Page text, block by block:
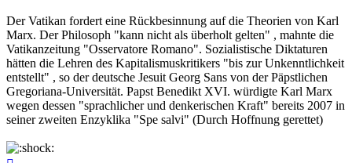
Der Vatikan fordert eine Rückbesinnung auf die Theorien von Karl
Marx. Der Philosoph "kann nicht als überholt gelten" , mahnte die
Vatikanzeitung "Osservatore Romano". Sozialistische Diktaturen
hätten die Lehren des Kapitalismuskritikers "bis zur Unkenntlichkeit
entstellt" , so der deutsche Jesuit Georg Sans von der Päpstlichen
Gregoriana-Universität. Papst Benedikt XVI. würdigte Karl Marx
wegen dessen "sprachlicher und denkerischen Kraft" bereits 2007 in
seiner zweiten Enzyklika "Spe salvi" (Durch Hoffnung gerettet)